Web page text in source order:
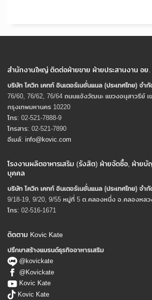
สำนักงานใหญ่ ติดต่อฝ่ายขาย ฝ่ายประสานงาน อย.
บริษัท โควิก เคทท์ อินเตอร์เนชั่นแนล (ประเทศไทย) จํา
76/60, 76/62, 76/64 ถนนแจ้งวัฒนะ แขวงอนุสาวรีย์ เ
กรุงเทพมหานคร 10220
โทร: 02-521-7888-9
โทรสาร: 02-521-7890
อีเมล์: info@kovic.com
โรงงานผลิตอาหารเสริม (รังสิต) ฝ่ายจัดซื้อ, ฝ่ายบั
บุคคล
บริษัท โควิก เคทท์ อินเตอร์เนชั่นแนล (ประเทศไทย) จํา
9/18-19, 9/20, 9/55 หมู่ที่ 5 ต.คลองหนึ่ง อ.คลองหล
โทร: 02-516-1671
ติดตาม Kovic Kate
ปรึกษาสร้างแบรนด์ธุรกิจอาหารเสริม
@kovickate
@Kovickate
Kovic Kate
Kovic Kate